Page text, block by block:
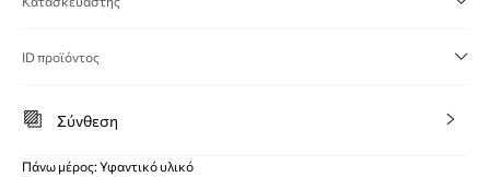
ID προϊόντος
Σύνθεση
Πάνω μέρος: Υφαντικό υλικό